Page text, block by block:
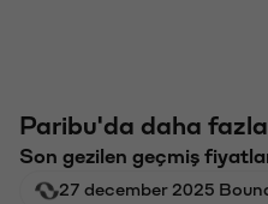
Paribu'da daha
Son gezilen geçmiş
27 december 2025